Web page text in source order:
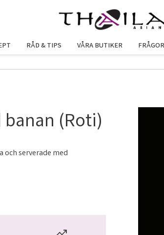
RÅD & TIPS VÅRA BUTIKER
(Roti)
serverade med